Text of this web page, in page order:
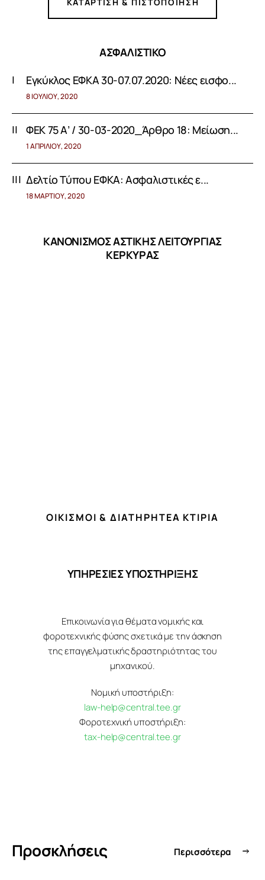
ΑΣΦΑΛΙΣΤΙΚΟ
Εγκύκλος ΕΦΚΑ 30-07.07.2020: Νέες εισφο...
8 ΙΟΥΛΊΟΥ, 2020
ΦΕΚ 75 Α’ / 30-03-2020_Άρθρο 18: Μείωση...
1 ΑΠΡΙΛΊΟΥ, 2020
Δελτίο Τύπου ΕΦΚΑ: Aσφαλιστικές ε...
18 ΜΑΡΤΊΟΥ, 2020
ΚΑΝΟΝΙΣΜΟΣ ΑΣΤΙΚΗΣ ΛΕΙΤΟΥΡΓΙΑΣ
ΚΕΡΚΥΡΑΣ
ΟΙΚΙΣΜΟΙ & ΔΙΑΤΗΡΗΤΕΑ ΚΤΙΡΙΑ
ΥΠΗΡΕΣΙΕΣ ΥΠΟΣΤΗΡΙΞΗΣ
Επικοινωνία για θέματα νομικής και
φοροτεχνικής φύσης σχετικά με την άσκηση
της επαγγελματικής δραστηριότητας του
μηχανικού.
Νομική υποστήριξη:
law-help@central.tee.gr
Φοροτεχνική υποστήριξη:
tax-help@central.tee.gr
Προσκλήσεις Περισσότερα